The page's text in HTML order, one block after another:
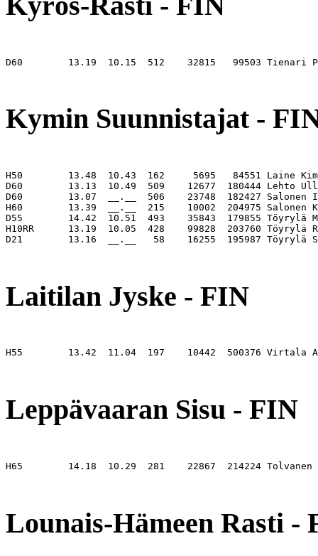
D60        13.19  10.15  512    32815   99503
Kymin Suunnistajat -
H50        13.48  10.43  162     5695   84551
D60        13.13  10.49  509    12677  180444
D60        13.07  __.__  506    23748  182427
H60        13.39  __.__  215    10002  204975
D55        14.42  10.51  493    35843  179855
H10RR      13.19  10.05  428    99828  203760
D21        13.16  __.__   58    16255  195987
Laitilan Jyske - FIN
H55        13.42  11.04  197    10442  500376
Leppävaaran Sisu - FIN
H65        14.18  10.29  281    22867  214224
Lounais-Hämeen Rasti -